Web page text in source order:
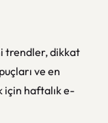
trendler, dikkat
ve en
için haftalık e-